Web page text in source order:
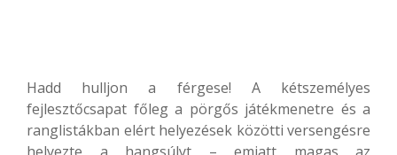
Hadd hulljon a férgese! A kétszemélyes
fejlesztőcsapat főleg a pörgős játékmenetre és a
ranglistákban elért helyezések közötti versengésre